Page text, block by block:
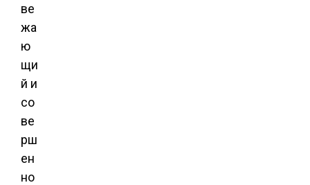
ве
жа
ю
щи
й и
со
ве
рш
ен
но